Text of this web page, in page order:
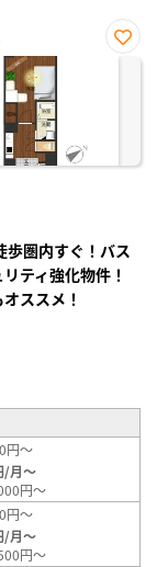
お気
歩圏内すぐ！バス
ティ強化物件！
ススメ！
円～
/月～
円～
円～
/月～
円～